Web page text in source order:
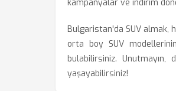
kampanyalar ve indirim
Bulgaristan'da SUV almak,
orta boy SUV
bulabilirsiniz.
yaşayabilirsiniz!